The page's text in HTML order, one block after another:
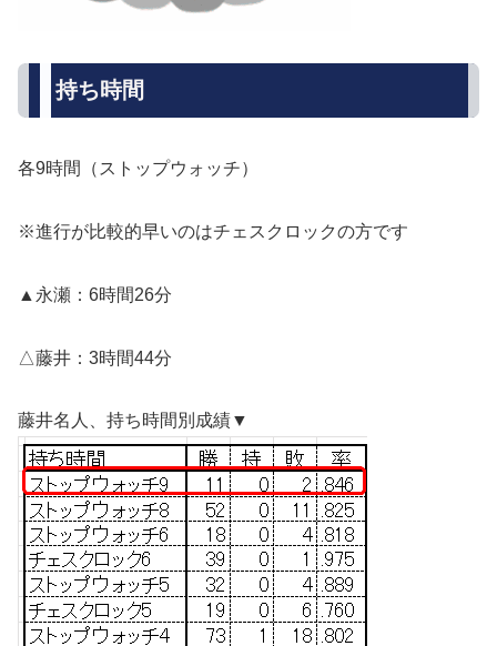
持ち時間
各9時間（ストップウォッチ）
※進行が比較的早いのはチェスクロックの方です
▲永瀬：6時間26分
△藤井：3時間44分
藤井名人、持ち時間別成績▼